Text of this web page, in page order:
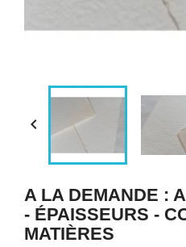

A LA DEMANDE :
- ÉPAISSEURS -
MATIÈRES